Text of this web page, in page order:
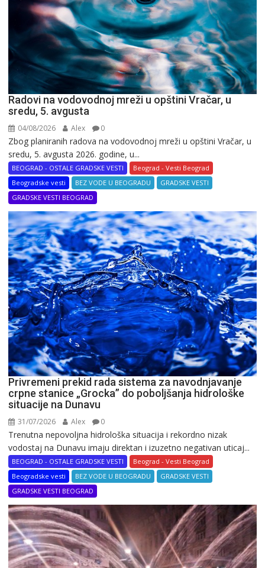
Radovi na vodovodnoj mreži u opštini Vračar, u
sredu, 5. avgusta
04/08/2026 Alex 0
Zbog planiranih radova na vodovodnoj mreži u opštini Vračar, u
sredu, 5. avgusta 2026. godine, u...
BEOGRAD - OSTALE GRADSKE VESTI
Beograd - Vesti Beograd
Beogradske vesti
BEZ VODE U BEOGRADU
GRADSKE VESTI
GRADSKE VESTI BEOGRAD
Privremeni prekid rada sistema za navodnjavanje
crpne stanice „Grocka” do poboljšanja hidrološke
situacije na Dunavu
31/07/2026 Alex 0
Trenutna nepovoljna hidrološka situacija i rekordno nizak
vodostaj na Dunavu imaju direktan i izuzetno negativan uticaj...
BEOGRAD - OSTALE GRADSKE VESTI
Beograd - Vesti Beograd
Beogradske vesti
BEZ VODE U BEOGRADU
GRADSKE VESTI
GRADSKE VESTI BEOGRAD